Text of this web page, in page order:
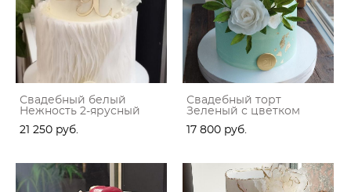
Свадебный белый
Нежность 2-ярусный
21 250 pуб.
Свадебный торт
Зеленый с цветком
17 800 pуб.